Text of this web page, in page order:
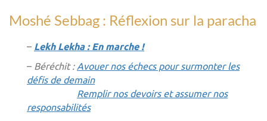
Moshé Sebbag : Réflexion sur la paracha
– Lekh Lekha : En marche !
– Béréchit : Avouer nos échecs pour surmonter les
défis de demain
Remplir nos devoirs et assumer nos
responsabilités